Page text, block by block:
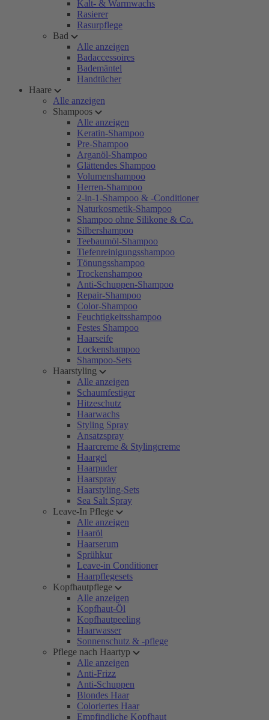
Kalt- & Warmwachs
Rasierer
Rasurpflege
Bad
Alle anzeigen
Badaccessoires
Bademäntel
Handtücher
Haare
Alle anzeigen
Shampoos
Alle anzeigen
Keratin-Shampoo
Pre-Shampoo
Arganöl-Shampoo
Glättendes Shampoo
Volumenshampoo
Herren-Shampoo
2-in-1-Shampoo & -Conditioner
Naturkosmetik-Shampoo
Shampoo ohne Silikone & Co.
Silbershampoo
Teebaumöl-Shampoo
Tiefenreinigungsshampoo
Tönungsshampoo
Trockenshampoo
Anti-Schuppen-Shampoo
Repair-Shampoo
Color-Shampoo
Feuchtigkeitsshampoo
Festes Shampoo
Haarseife
Lockenshampoo
Shampoo-Sets
Haarstyling
Alle anzeigen
Schaumfestiger
Hitzeschutz
Haarwachs
Styling Spray
Ansatzspray
Haarcreme & Stylingcreme
Haargel
Haarpuder
Haarspray
Haarstyling-Sets
Sea Salt Spray
Leave-In Pflege
Alle anzeigen
Haaröl
Haarserum
Sprühkur
Leave-in Conditioner
Haarpflegesets
Kopfhautpflege
Alle anzeigen
Kopfhaut-Öl
Kopfhautpeeling
Haarwasser
Sonnenschutz & -pflege
Pflege nach Haartyp
Alle anzeigen
Anti-Frizz
Anti-Schuppen
Blondes Haar
Coloriertes Haar
Empfindliche Kopfhaut